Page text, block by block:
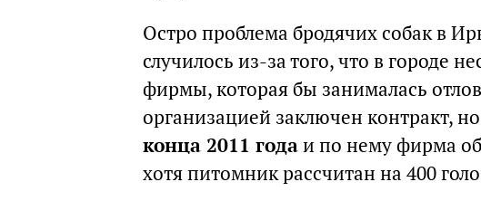
Остро проблема бродячих собак в
случилось из-за того, что в городе
фирмы, которая бы занималась
организацией заключен контракт,
конца 2011 годаи по нему фирма
хотя питомник рассчитан на 400